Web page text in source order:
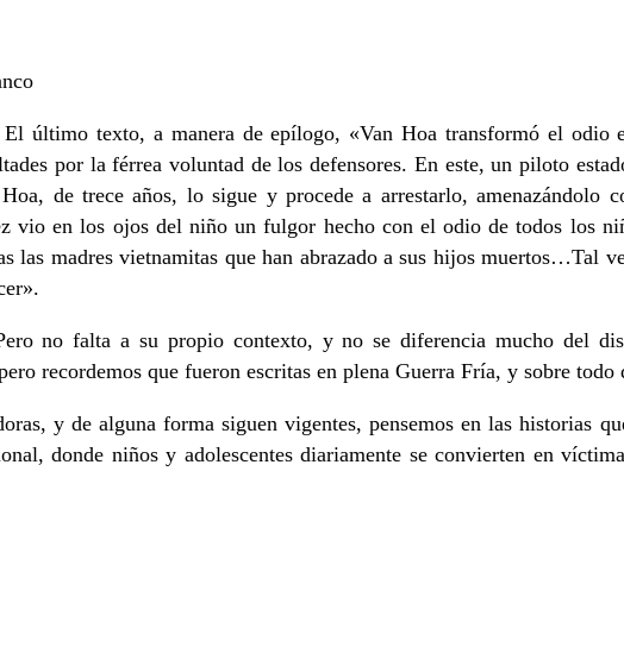
último texto, a manera de epílogo, «Van Hoa transformó el odio
por la férrea voluntad de los defensores. En este, un piloto
de trece años, lo sigue y procede a arrestarlo,
vio en los ojos del niño un fulgor hecho con el odio de todos los
las madres vietnamitas que han abrazado a sus hijos muertos…Tal
no falta a su propio contexto, y no se diferencia mucho del
recordemos que fueron escritas en plena Guerra Fría, y sobre todo
y de alguna forma siguen vigentes, pensemos en las
donde niños y adolescentes diariamente se convierten en